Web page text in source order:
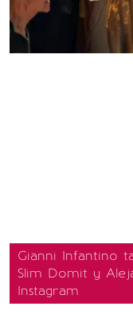
Gianni Infantino
Slim Domit y
Instagram